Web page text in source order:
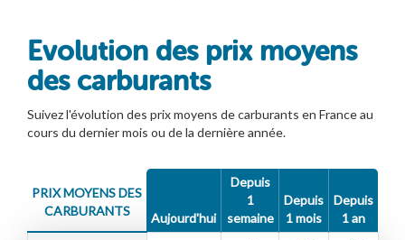
Evolution des prix moyens
des carburants
Suivez l'évolution des prix moyens de carburants en France au
cours du dernier mois ou de la dernière année.
PRIX MOYENS DES
CARBURANTS
Aujourd'hui
Depuis
1
semaine
Depuis
1 mois
Depuis
1 an